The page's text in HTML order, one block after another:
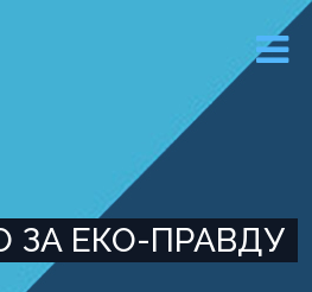
ЗА ЕКО-ПРАВДУ